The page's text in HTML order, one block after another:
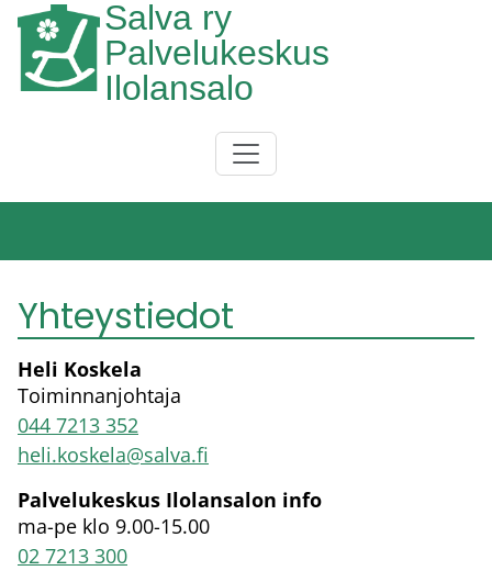
Hyppää pääsisältöön
Salva ry
Palvelukeskus
Ilolansalo
Päävalikko
Yhteystiedot
Heli Koskela
Toiminnanjohtaja
044 7213 352
heli.koskela@salva.fi
Palvelukeskus Ilolansalon info
ma-pe klo 9.00-15.00
02 7213 300